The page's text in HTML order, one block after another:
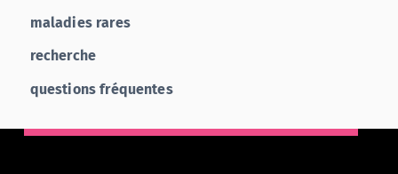
maladies rares
recherche
questions fréquentes